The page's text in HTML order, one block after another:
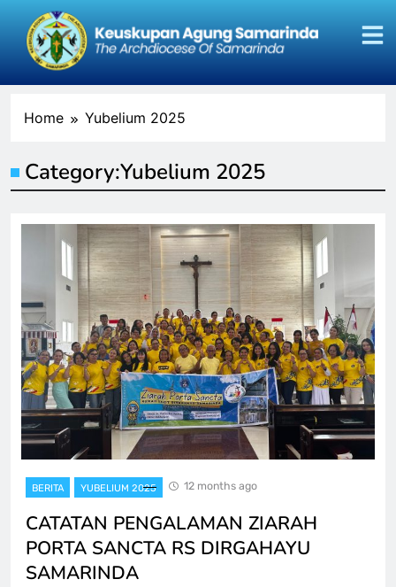
Home Yubelium 2025
Category:Yubelium 2025
BERITA YUBELIUM 2025 12 months ago
CATATAN PENGALAMAN ZIARAH
PORTA SANCTA RS DIRGAHAYU
SAMARINDA